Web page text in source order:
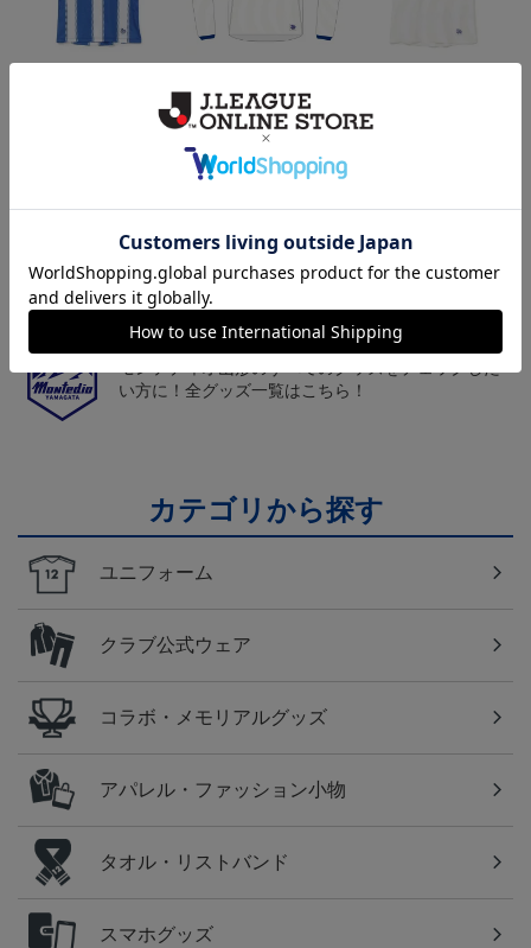
ニフォーム半袖（FP1st） ニフォーム長袖（FP2n
d）
19,800円～24,860円
d）
チームマスコット「ディーオ」グッズは、サポータ
ーやファン必見！
山形
い方に！全グッズ一覧はこちら！
カテゴリから探す
ユニフォーム
クラブ公式ウェア
コラボ・メモリアルグッズ
アパレル・ファッション小物
タオル・リストバンド
スマホグッズ